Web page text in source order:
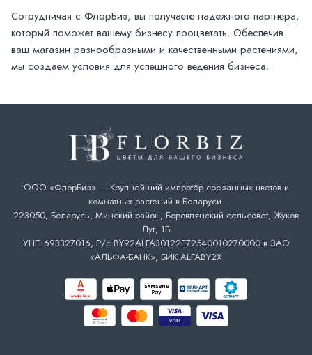
Сотрудничая с ФлорБиз, вы получаете надежного партнера,
который поможет вашему бизнесу процветать. Обеспечив
ваш магазин разнообразными и качественными растениями,
мы создаем условия для успешного ведения бизнеса.
ООО «ФлорБиз» — Крупнейший импортёр срезанных цветов и
комнатных растений в Беларуси.
223050, Беларусь, Минский район, Боровлянский сельсовет, Жуков
Луг, 1Б
УНП 693327016, Р/с BY92ALFA30122E72540010270000 в ЗАО
«АЛЬФА-БАНК», БИК ALFABY2X